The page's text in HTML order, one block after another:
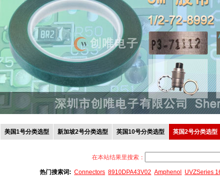
美国1号分类选型 新加坡2号分类选型 英国10号分类选型 英国2号分类选型
在本站结果里搜索：
热门搜索词: Connectors 8910DPA43V02 Amphenol UVZSeries